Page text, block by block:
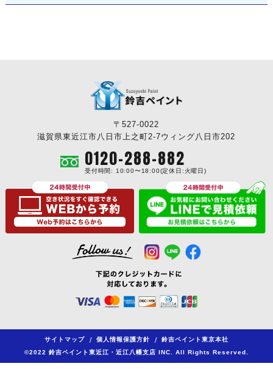
〒527-0022
滋賀県東近江市八日市上之町2-7ウィング八日市202
0120-288-882
受付時間: 10:00〜18:00(定休日:火曜日)
サイトマップ / 個人情報保護方針 /
鈴吉ペイント東京本社
©2022 鈴吉ペイント東近江・近江八幡支店 INC. All Rights Reserved.